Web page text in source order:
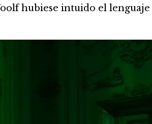
hubiese intuido el